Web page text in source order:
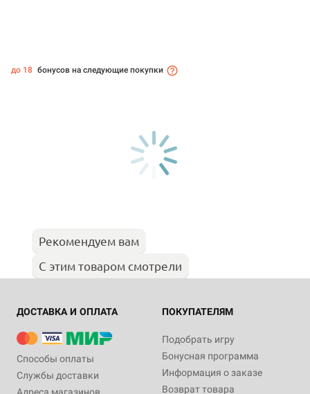
до 18 бонусов на следующие покупки
Рекомендуем вам
С этим товаром смотрели
ДОСТАВКА И ОПЛАТА
Способы оплаты
Службы доставки
ПОКУПАТЕЛЯМ
Подобрать игру
Бонусная программа
Информация о заказе
Возврат товара